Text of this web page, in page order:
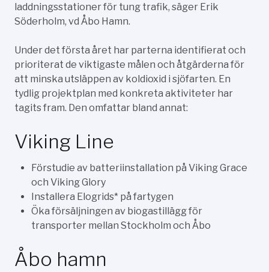
laddningsstationer för tung trafik, säger Erik
Söderholm, vd Åbo Hamn.
Under det första året har parterna identifierat och
prioriterat de viktigaste målen och åtgärderna för
att minska utsläppen av koldioxid i sjöfarten. En
tydlig projektplan med konkreta aktiviteter har
tagits fram. Den omfattar bland annat:
Viking Line
Förstudie av batteriinstallation på Viking Grace
och Viking Glory
Installera Elogrids* på fartygen
Öka försäljningen av biogastillägg för
transporter mellan Stockholm och Åbo
Åbo hamn